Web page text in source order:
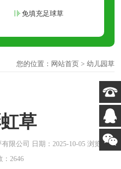
免填充足球草
您的位置： 网站首页> 幼儿园草
草
限公司 日期：2025-10-05 浏览次
：2646